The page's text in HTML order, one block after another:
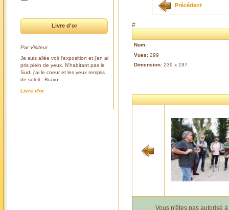
Livre d'or
Par Visiteur
Je suis allée voir l'exposition et j'en ai
pris plein de yeux. N'habitant pas le
Sud, j'ai le coeur et les yeux remplis
de soleil...Bravo
Livre d'or
Précédent
#
Nom:
Vues: 299
Dimension: 239 x 197
Vous n'êtes pas autorisé